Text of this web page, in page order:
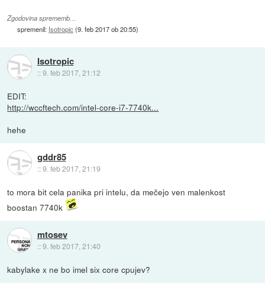
Zgodovina sprememb…
spremenil: Isotropic (9. feb 2017 ob 20:55)
Isotropic
::9. feb 2017, 21:12
EDIT:
http://wccftech.com/intel-core-i7-7740k...
hehe
gddr85
::9. feb 2017, 21:19
to mora bit cela panika pri intelu, da mečejo ven malenkost
boostan 7740k
mtosev
::9. feb 2017, 21:40
kabylake x ne bo imel six core cpujev?